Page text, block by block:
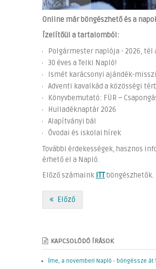
Online már böngészhető és a
Ízelítőül a tartalomból:
Polgármester naplója - 2026, tél
30 éves a Telki Napló!
Ismét karácsonyi ajándék-
Adventi kavalkád a közösségi
Könyvbemutató: FÜR –
Hulladéknaptár 2026
Alapítványi bál
Óvodai és iskolai hírek
További érdekességek, hasznos
érhető el a Napló.
Előző számaink ITTböngészhetők.
Előző
KAPCSOLÓDÓ ÍRÁSOK
Íme, a novemberi Napló - böngéssze át